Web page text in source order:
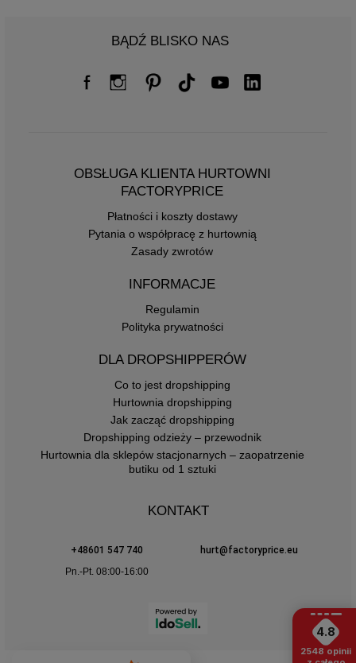
BĄDŹ BLISKO NAS
OBSŁUGA KLIENTA HURTOWNI
FACTORYPRICE
Płatności i koszty dostawy
Pytania o współpracę z hurtownią
Zasady zwrotów
INFORMACJE
Regulamin
Polityka prywatności
DLA DROPSHIPPERÓW
Co to jest dropshipping
Hurtownia dropshipping
Jak zacząć dropshipping
Dropshipping odzieży – przewodnik
Hurtownia dla sklepów stacjonarnych – zaopatrzenie
butiku od 1 sztuki
KONTAKT
+48601 547 740
hurt@factoryprice.eu
Pn.-Pt. 08:00-16:00
4.8
2548 opinii